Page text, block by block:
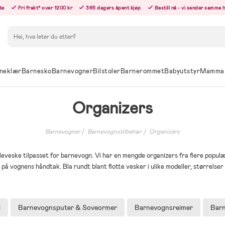
Fri frakt* over 1200 kr 365 dagers åpent kjøp Bestill nå - vi sender samme
BarneskoBarnevognerBilstolerBarnerommetBabyutstyrMamma
Organizers
Barnevogner Barnevognstilbehør Organizers
tilpasset for barnevogn. Vi har en mengde organizers fra flere
vognens håndtak. Bla rundt blant flotte vesker i ulike modeller,
Barnevognsputer & Soveormer Barnevognsreimer